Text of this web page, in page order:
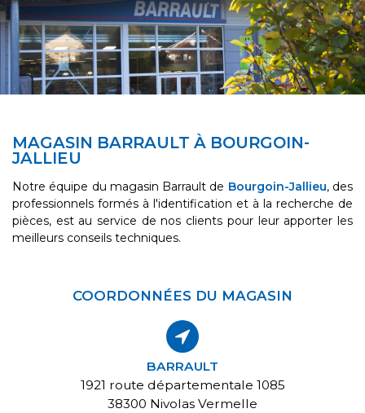
MAGASIN BARRAULT À BOURGOIN-
JALLIEU
Notre équipe du magasin Barrault de Bourgoin-Jallieu, des
professionnels formés à l'identification et à la recherche de
pièces, est au service de nos clients pour leur apporter les
meilleurs conseils techniques.
COORDONNÉES DU MAGASIN
BARRAULT
1921 route départementale 1085
38300 Nivolas Vermelle